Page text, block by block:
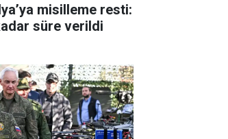
misilleme resti:
süre verildi